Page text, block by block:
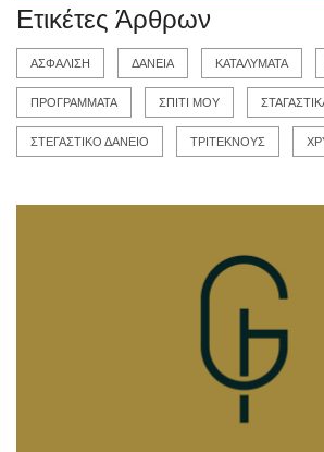
Ετικέτες Άρθρων
ΑΣΦΑΛΙΣΗ ΔΑΝΕΙΑ ΚΑΤΑΛΥΜΑΤΑ
ΠΡΟΓΡΑΜΜΑΤΑ ΣΠΙΤΙ ΜΟΥ
ΣΤΕΓΑΣΤΙΚΟ ΔΑΝΕΙΟ ΤΡΙΤΕΚΝΟΥΣ